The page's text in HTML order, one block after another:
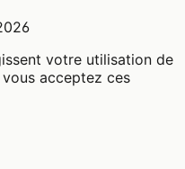
votre utilisation de
vous acceptez ces